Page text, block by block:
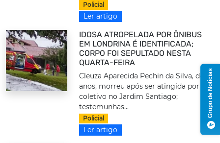
Policial
Ler artigo
IDOSA ATROPELADA POR ÔNIBUS
EM LONDRINA É IDENTIFICADA;
CORPO FOI SEPULTADO NESTA
QUARTA-FEIRA
Cleuza Aparecida Pechin da Silva, de 73
anos, morreu após ser atingida por um
coletivo no Jardim Santiago;
testemunhas...
Policial
Ler artigo
Grupo de Notícias